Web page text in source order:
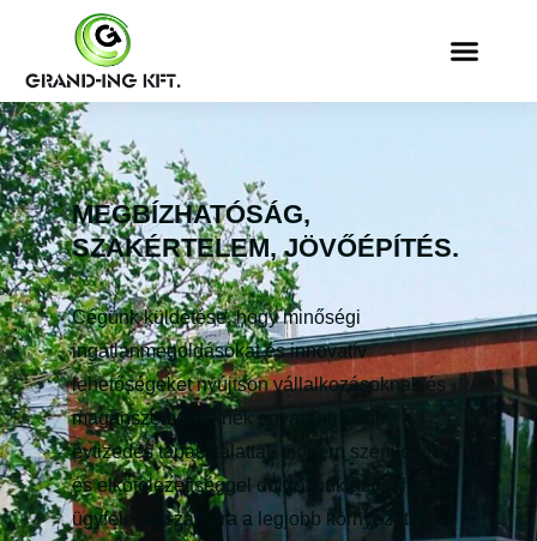
MEGBÍZHATÓSÁG,
SZAKÉRTELEM, JÖVŐÉPÍTÉS.
Cégünk küldetése, hogy minőségi
ingatlanmegoldásokat és innovatív
lehetőségeket nyújtson vállalkozásoknak és
magánszemélyeknek egyaránt. Több
évtizedes tapasztalattal, modern szemlélettel
és elkötelezettséggel dolgozunk azon, hogy
ügyfeleink számára a legjobb környezetet